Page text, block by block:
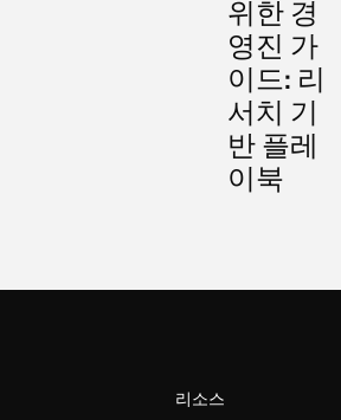
위한 경
영진 가
이드: 리
서치 기
반 플레
이북
리소스